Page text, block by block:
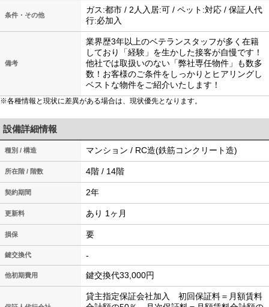
条件・その他
ガス:都市 / 2人入居:可 / ペット:対応 / 保証人代
行:必加入
備考
業界歴3年以上のベテランスタッフが多く在籍
しており「経験」を生かした接客が自慢です！
他社では取扱いのない「弊社専任物件」も数多
数！お客様のご条件をしっかりとヒアリングし
ベストな物件をご紹介いたします！
※各種情報と現状に差異がある場合は、現状優先となります。
設備詳細情報
種別 / 構造 マンション / RC造(鉄筋コンクリート造)
所在階 / 階数 4階 / 14階
契約期間 2年
更新料 あり 1ヶ月
損保 要
鍵交換代 -
他初期費用 鍵交換代33,000円
貸主指定保証会社加入 初回保証料＝月額賃料